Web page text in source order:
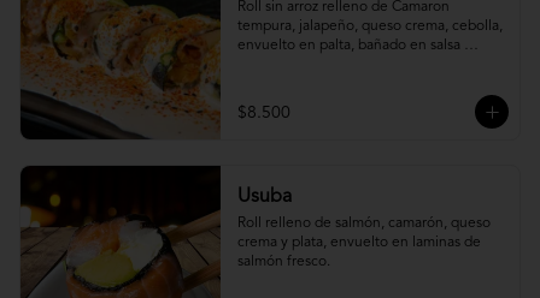
Roll sin arroz relleno de Camaron
tempura, jalapeño, queso crema, cebolla,
envuelto en palta, bañado en salsa
$8.500
Usuba
Roll relleno de salmón, camarón, queso
crema y plata, envuelto en laminas de
salmón fresco.